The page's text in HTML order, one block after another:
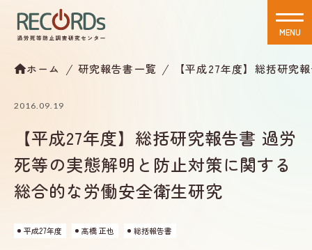
MENU
ホーム 研究報告書一覧 【平成27年度】総括研究
2016.09.19
【平成27年度】総括研究報告書 過労
死等の実態解明と防止対策に関する
総合的な労働安全衛生研究
平成27年度 高橋 正也 総括報告書